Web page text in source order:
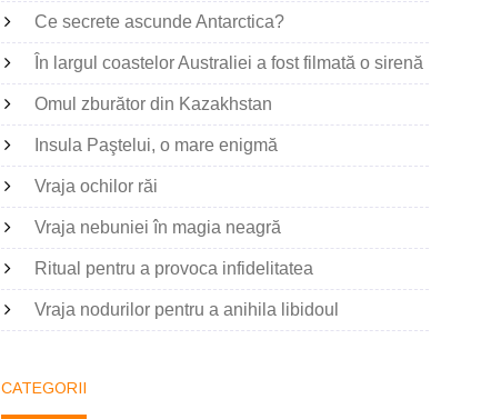
Ce secrete ascunde Antarctica?
În largul coastelor Australiei a fost filmată o sirenă
Omul zburător din Kazakhstan
Insula Paştelui, o mare enigmă
Vraja ochilor răi
Vraja nebuniei în magia neagră
Ritual pentru a provoca infidelitatea
Vraja nodurilor pentru a anihila libidoul
CATEGORII